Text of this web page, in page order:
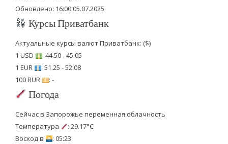
Обновлено: 16:00 05.07.2025
Курсы Приватбанк
Актуальные курсы валют Приватбанк: ($)
1 USD
: 44.50 - 45.05
1 EUR
: 51.25 - 52.08
100 RUR
: -
Погода
Сейчас в Запорожье переменная облачность
Температура
: 29.17°C
Восход в
: 05:23